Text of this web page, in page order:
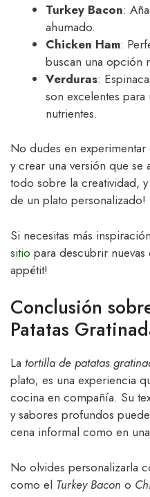
Turkey Bacon:
ahumado.
Chicken Ham:
buscan una opción
Verduras:
son excelentes
nutrientes.
No dudes en
y crear una versión que se
todo sobre la creatividad,
de un plato personalizado!
Si necesitas más
sitio para descubrir
appétit!
Conclusión
Patatas
La tortilla de patatas
plato; es una experiencia
cocina en compañía. Su
y sabores profundos
cena informal como en
No olvides personalizarla
como el Turkey Bacon o